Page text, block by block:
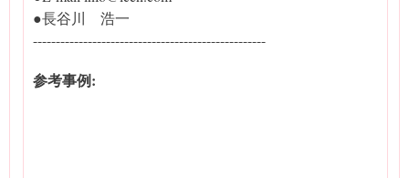
●長谷川 浩一
---------------------------------------------------
参考事例: